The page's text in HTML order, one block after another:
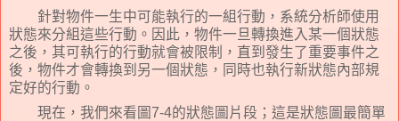
針對物件一生中可能執行的一組行動，系統分析師使用
狀態來分組這些行動。因此，物件一旦轉換進入某一個狀態
之後，其可執行的行動就會被限制，直到發生了重要事件之
後，物件才會轉換到另一個狀態，同時也執行新狀態內部規
定好的行動。
現在，我們來看圖7-4的狀態圖片段；這是狀態圖最簡單